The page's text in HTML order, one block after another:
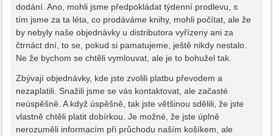
dodání. Ano, mohli jsme předpokládat týdenní prodlevu, s
tím jsme za ta léta, co prodáváme knihy, mohli počítat, ale že
by nebyly naše objednávky u distributora vyřízeny ani za
čtrnáct dní, to se, pokud si pamatujeme, ještě nikdy nestalo.
Ne že bychom se chtěli vymlouvat, ale je to bohužel tak.
Zbývají objednávky, kde jste zvolili platbu převodem a
nezaplatili. Snažili jsme se vás kontaktovat, ale začasté
neúspěšně. A když úspěšně, tak jste většinou sdělili, že jste
vlastně chtěli platit dobírkou. Je možné, že jste úplně
nerozuměli informacím při průchodu naším košíkem, ale